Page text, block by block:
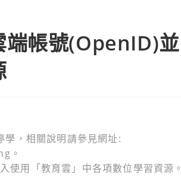
帳號(OpenID)
學，相關說明請參見網址:
。
使用「教育雲」中各項數位學習資源。